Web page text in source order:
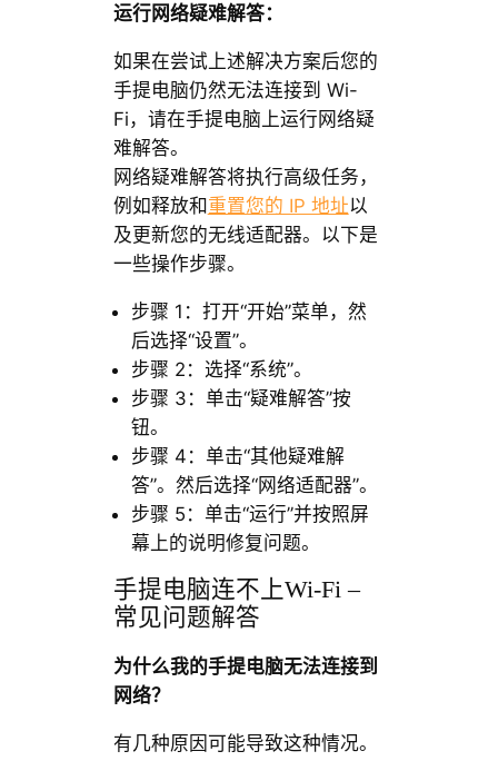
运行网络疑难解答：
如果在尝试上述解决方案后您的
手提电脑仍然无法连接到 Wi-
Fi，请在手提电脑上运行网络疑
难解答。
网络疑难解答将执行高级任务，
例如释放和重置您的 IP 地址以
及更新您的无线适配器。以下是
一些操作步骤。
步骤 1：打开“开始”菜单，然
后选择“设置”。
步骤 2：选择“系统”。
步骤 3：单击“疑难解答”按
钮。
步骤 4：单击“其他疑难解
答”。然后选择“网络适配器”。
步骤 5：单击“运行”并按照屏
幕上的说明修复问题。
手提电脑连不上Wi-Fi –
常见问题解答
为什么我的手提电脑无法连接到
网络？
有几种原因可能导致这种情况。